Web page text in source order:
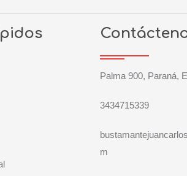
Palma 900, Paraná,
3434715339
m